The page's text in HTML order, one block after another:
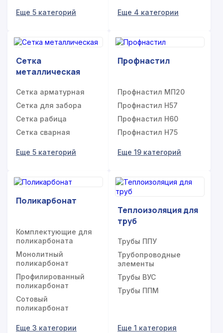
Еще 5 категорий Еще 4 категории
Сетка
металлическая
Сетка арматурная
Сетка для забора
Сетка рабица
Сетка сварная
Еще 5 категорий
Профнастил
Профнастил МП20
Профнастил Н57
Профнастил Н60
Профнастил Н75
Еще 19 категорий
Поликарбонат
Комплектующие для
поликарбоната
Монолитный
поликарбонат
Профилированный
поликарбонат
Сотовый
поликарбонат
Еще 3 категории
Теплоизоляция для
труб
Трубы ППУ
Трубопроводные
элементы
Трубы ВУС
Трубы ППМ
Еще 1 категория